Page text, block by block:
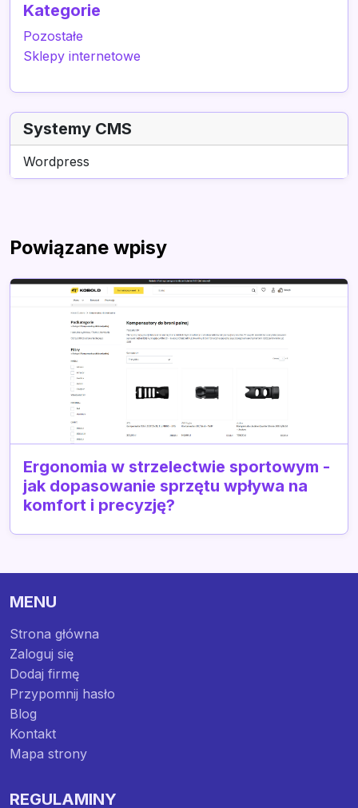
Kategorie
Pozostałe
Sklepy internetowe
Systemy CMS
Wordpress
Powiązane wpisy
Ergonomia w strzelectwie sportowym -
jak dopasowanie sprzętu wpływa na
komfort i precyzję?
MENU
Strona główna
Zaloguj się
Dodaj firmę
Przypomnij hasło
Blog
Kontakt
Mapa strony
REGULAMINY